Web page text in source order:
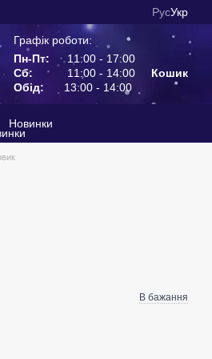
РусУкр
Графік роботи:
Пн-Пт:
11:00 - 17:00
Сб:
11:00 - 14:00
Обід:
13:00 - 14:00
Кошик
Новинки
В бажання